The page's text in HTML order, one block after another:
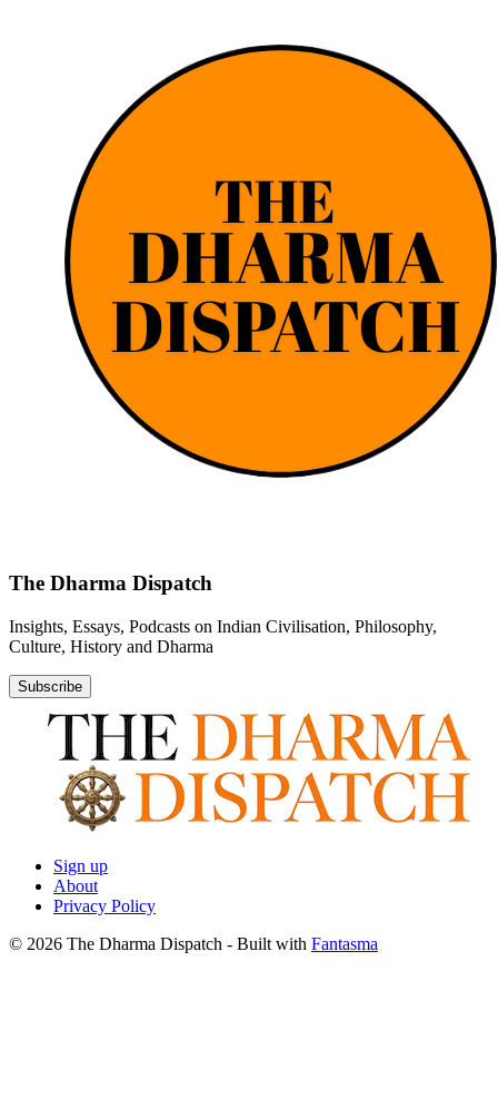
The Dharma Dispatch
Insights, Essays, Podcasts on Indian Civilisation, Philosophy,
Culture, History and Dharma
Subscribe
Sign up
About
Privacy Policy
© 2026 The Dharma Dispatch - Built with Fantasma